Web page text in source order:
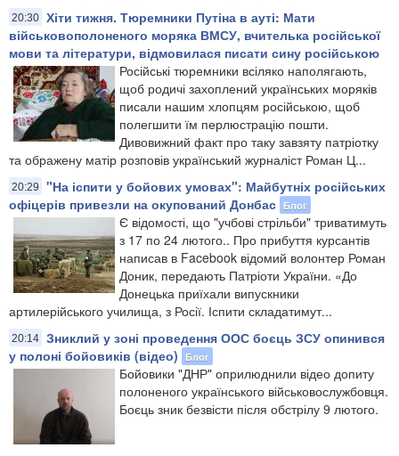
20:30 Хіти тижня. Тюремники Путіна в ауті: Мати
військовополоненого моряка ВМСУ, вчителька російської
мови та літератури, відмовилася писати сину російською
Російські тюремники всіляко наполягають,
щоб родичі захоплений українських моряків
писали нашим хлопцям російською, щоб
полегшити їм перлюстрацію пошти.
Дивовижний факт про таку завзяту патріотку
та ображену матір розповів український журналіст Роман Ц...
20:29
"На іспити у бойових умовах": ​Майбутніх російських
офіцерів привезли на окупований Донбас Блог
Є відомості, що "учбові стрільби" триватимуть
з 17 по 24 лютого.​. Про прибуття курсантів
написав в Facebook відомий волонтер Роман
Доник, передають Патріоти України. «До
Донецька приїхали випускники
артилерійського училища, з Росії. Іспити складатимут...
20:14 Зниклий у зоні проведення ООС боєць ЗСУ опинився
у полоні бойовиків (відео)
Блог
Бойовики "ДНР" оприлюднили відео допиту
полоненого українського військовослужбовця.
Боєць зник безвісти після обстрілу 9 лютого.